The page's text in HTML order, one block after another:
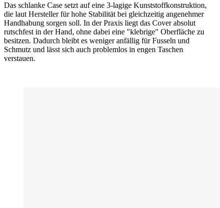
Das schlanke Case setzt auf eine 3-lagige Kunststoffkonstruktion,
die laut Hersteller für hohe Stabilität bei gleichzeitig angenehmer
Handhabung sorgen soll. In der Praxis liegt das Cover absolut
rutschfest in der Hand, ohne dabei eine "klebrige" Oberfläche zu
besitzen. Dadurch bleibt es weniger anfällig für Fusseln und
Schmutz und lässt sich auch problemlos in engen Taschen
verstauen.